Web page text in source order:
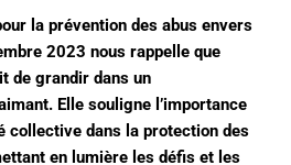
la prévention des abus envers
2023 nous rappelle que
de grandir dans un
Elle souligne l’importance
collective dans la protection des
en lumière les défis et les